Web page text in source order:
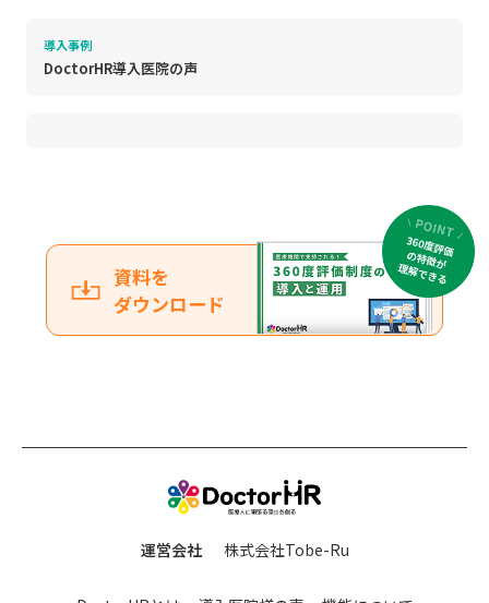
導入事例
DoctorHR導入医院の声
資料を
ダウンロード
運営会社 株式会社Tobe-Ru